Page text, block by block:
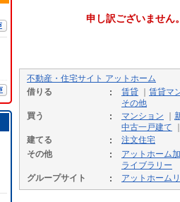
申し訳ございません
不動産・住宅サイト アットホーム
借りる
賃貸
賃貸マ
その他
買う
マンション
中古一戸建て
建てる
注文住宅
その他
アットホーム
ライブラリー
グループサイト
アットホーム